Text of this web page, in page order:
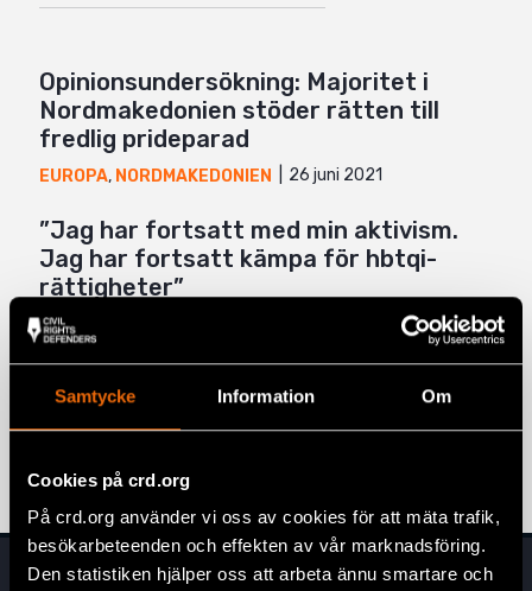
Samtycke Information Om
Cookies på crd.org
På crd.org använder vi oss av cookies för att mäta trafik,
besökarbeteenden och effekten av vår marknadsföring.
Den statistiken hjälper oss att arbeta ännu smartare och
Opinionsundersökning: Majoritet i
Nordmakedonien stöder rätten till
fredlig prideparad
EUROPA, NORDMAKEDONIEN 26 juni 2021
”Jag har fortsatt med min aktivism.
Jag har fortsatt kämpa för hbtqi-
rättigheter”
AKUTFONDEN
NYHETER
15 juni 2021
Stort bakslag för skyddet mot
diskriminering i Nordmakedonien